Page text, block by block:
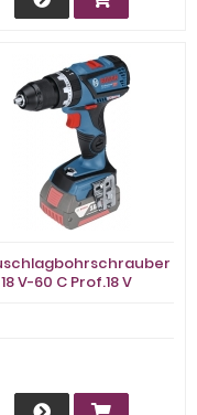
V-60 C Prof.18 V